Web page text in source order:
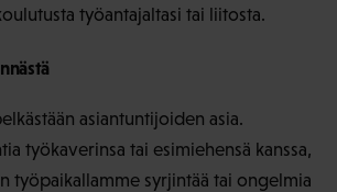
työantajaltasi tai liitosta.
asiantuntijoiden asia.
työkaverinsa tai esimiehensä kanssa,
työpaikallamme syrjintää tai ongelmia